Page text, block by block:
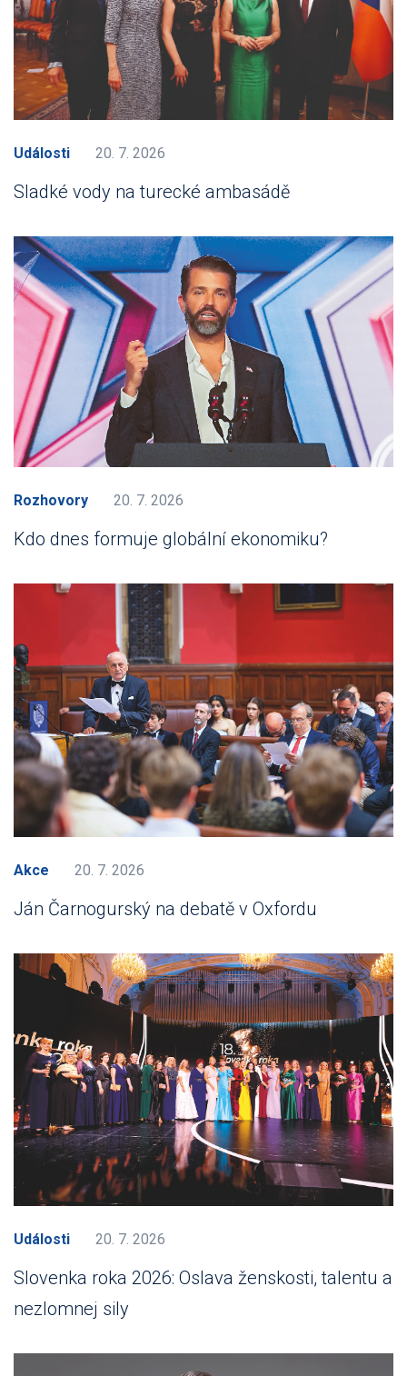
Události 20. 7. 2026
Sladké vody na turecké ambasádě
Rozhovory 20. 7. 2026
Kdo dnes formuje globální ekonomiku?
Akce 20. 7. 2026
Ján Čarnogurský na debatě v Oxfordu
Události 20. 7. 2026
Slovenka roka 2026: Oslava ženskosti, talentu a
nezlomnej sily